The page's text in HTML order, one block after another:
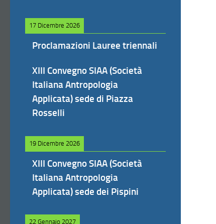
17 Dicembre 2026
Proclamazioni Lauree triennali
XIII Convegno SIAA (Società
Italiana Antropologia
Applicata) sede di Piazza
Rosselli
19 Dicembre 2026
XIII Convegno SIAA (Società
Italiana Antropologia
Applicata) sede dei Pispini
22 Gennaio 2027